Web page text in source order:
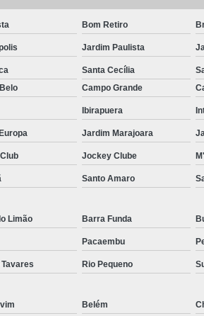
Iluminação de
Iluminação na Piscina
Iluminação Piscina
Limpeza de
Limpeza de
Limpeza de
Limpeza e
Limpeza de Piscina
Limpeza e
Manutenção de
Manutenção para
Bom Retiro
Jardim Paulista
Santa Cecília
Campo Grande
Ibirapuera
Jardim Marajoara
Jockey Clube
Santo Amaro
Limão Barra Funda
Pacaembu
Rio Pequeno
Belém